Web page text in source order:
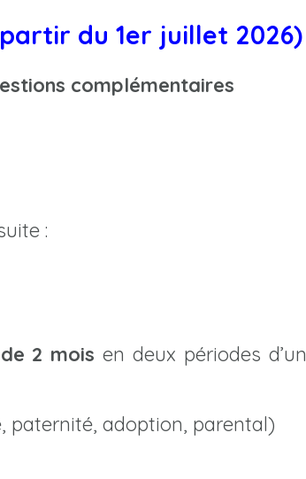
du 1er juillet 2026)
complémentaires
:
2 mois en deux périodes d’un
paternité, adoption, parental)